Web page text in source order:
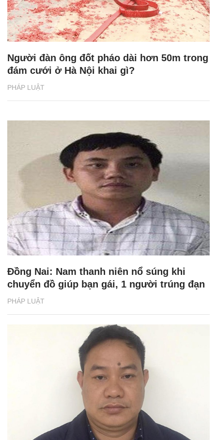
PHÁP LUẬT
Người đàn ông đốt pháo dài hơn 50m trong
đám cưới ở Hà Nội khai gì?
PHÁP LUẬT
Đồng Nai: Nam thanh niên nổ súng khi
chuyển đồ giúp bạn gái, 1 người trúng đạn